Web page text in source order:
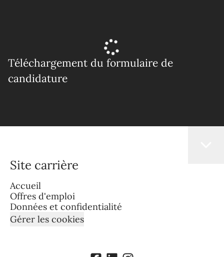
Téléchargement du formulaire de
candidature
Site carrière
Accueil
Offres d'emploi
Données et confidentialité
Gérer les cookies